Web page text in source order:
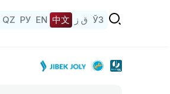
QZ РУ EN 中文 ق ز ЎЗ